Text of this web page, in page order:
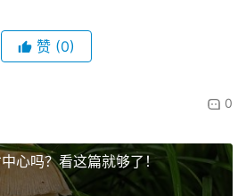
赞 (0)
0
心吗？看这篇就够了！